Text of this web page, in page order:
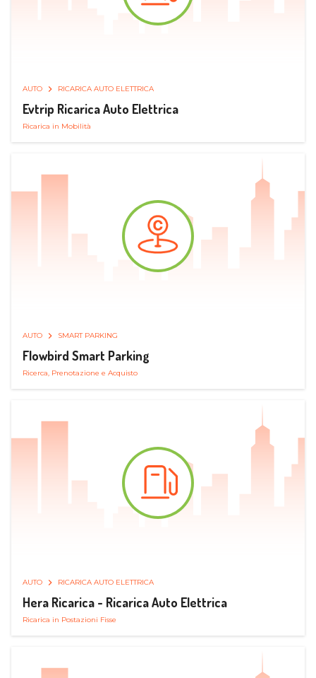
AUTO RICARICA AUTO ELETTRICA
Evtrip Ricarica Auto Elettrica
Ricarica in Mobilità
AUTO SMART PARKING
Flowbird Smart Parking
Ricerca, Prenotazione e Acquisto
AUTO RICARICA AUTO ELETTRICA
Hera Ricarica - Ricarica Auto Elettrica
Ricarica in Postazioni Fisse